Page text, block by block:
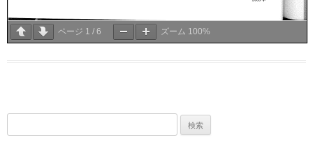
ページ 1 / 6 ズーム 100%
索: